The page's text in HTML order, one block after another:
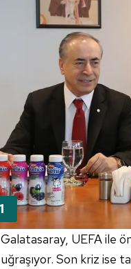
Galatasaray, UEFA ile
uğraşıyor. Son kriz ise